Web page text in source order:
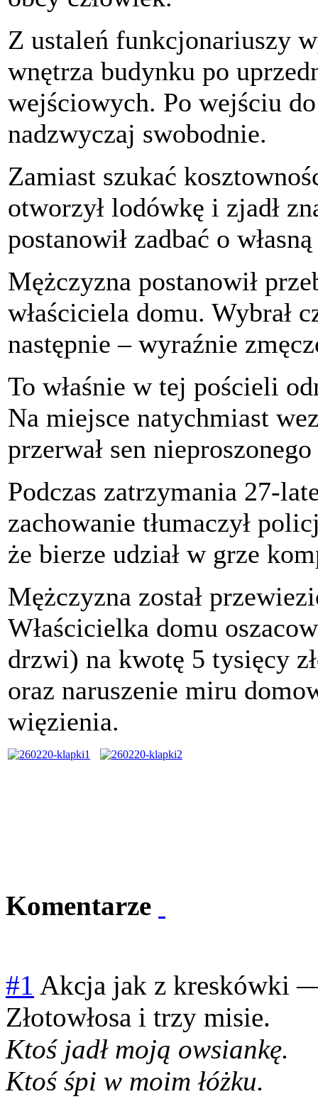
Z ustaleń funkcjonariuszy
wnętrza budynku po
wejściowych. Po wejściu
nadzwyczaj swobodnie.
Zamiast szukać
otworzył lodówkę i zjadł
postanowił zadbać o
Mężczyzna postanowił
właściciela domu. Wybrał
następnie – wyraźnie
To właśnie w tej pościeli
Na miejsce natychmiast
przerwał sen
Podczas zatrzymania 27-
zachowanie tłumaczył
że bierze udział w grze
Mężczyzna został
Właścicielka domu
drzwi) na kwotę 5 tysięcy
oraz naruszenie miru
więzienia.
Komentarze
#1 Akcja jak z kreskówki
Złotowłosa i trzy misie.
Ktoś jadł moją owsiankę.
Ktoś śpi w moim łóżku.